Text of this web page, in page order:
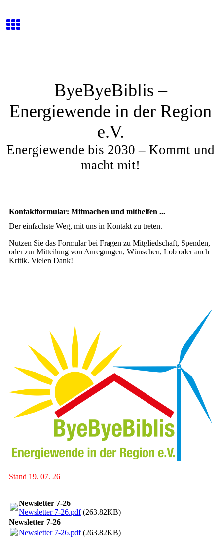
ByeByeBiblis –
Energiewende in der Region
e.V.
Energiewende bis 2030 – Kommt und
macht mit!
Kontaktformular: Mitmachen und mithelfen ...
Der einfachste Weg, mit uns in Kontakt zu treten.
Nutzen Sie das Formular bei Fragen zu Mitgliedschaft, Spenden,
oder zur Mitteilung von Anregungen, Wünschen, Lob oder auch
Kritik. Vielen Dank!
Stand 19. 07. 26
Newsletter 7-26
Newsletter 7-26.pdf(263.82KB)
Newsletter 7-26
Newsletter 7-26.pdf(263.82KB)